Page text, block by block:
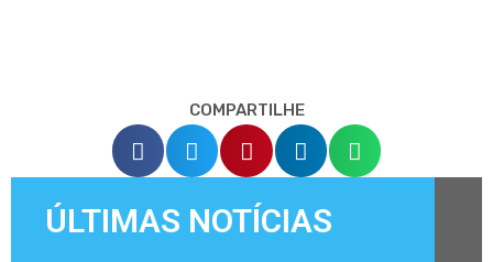
COMPARTILHE
ÚLTIMAS NOTÍCIAS